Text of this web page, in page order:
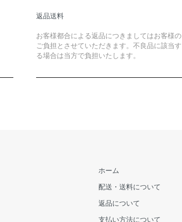
返品送料
お客様都合による返品につきましてはお客様の
ご負担とさせていただきます。不良品に該当す
る場合は当方で負担いたします。
ホーム
配送・送料について
返品について
支払い方法について